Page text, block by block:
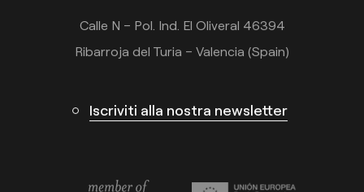
Calle N – Pol. Ind. El Oliveral 46394
Ribarroja del Turia – Valencia (Spain)
Iscriviti alla nostra newsletter